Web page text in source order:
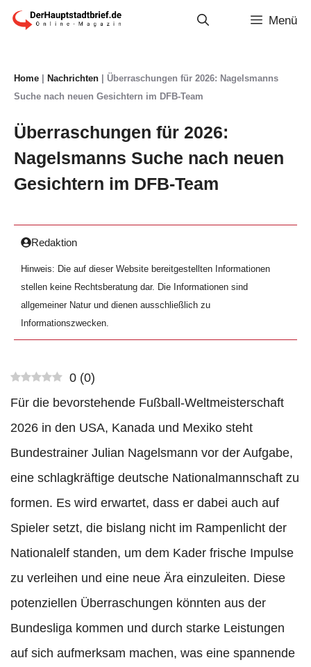
Zum
Menü
Home Nachrichten
Überraschungen für 2026: Nagelsmanns
Suche nach neuen Gesichtern im DFB-Team
Überraschungen für 2026:
Nagelsmanns Suche nach neuen
Gesichtern im DFB-Team
Redaktion
Hinweis: Die auf dieser Website bereitgestellten Informationen
stellen keine Rechtsberatung dar. Die Informationen sind
allgemeiner Natur und dienen ausschließlich zu
Informationszwecken.
0 (0)
Für die bevorstehende Fußball-Weltmeisterschaft
2026 in den USA, Kanada und Mexiko steht
Bundestrainer Julian Nagelsmann vor der Aufgabe,
eine schlagkräftige deutsche Nationalmannschaft zu
formen. Es wird erwartet, dass er dabei auch auf
Spieler setzt, die bislang nicht im Rampenlicht der
Nationalelf standen, um dem Kader frische Impulse
zu verleihen und eine neue Ära einzuleiten. Diese
potenziellen Überraschungen könnten aus der
Bundesliga kommen und durch starke Leistungen
auf sich aufmerksam machen, was eine spannende